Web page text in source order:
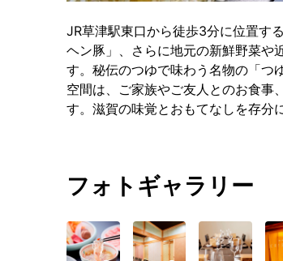
JR草津駅東口から徒歩3分に位置す
ヘン豚」、さらに地元の新鮮野菜や
す。秘伝のつゆで味わう名物の「つ
空間は、ご家族やご友人とのお食事
す。滋賀の味覚とおもてなしを存分
フォトギャラリー